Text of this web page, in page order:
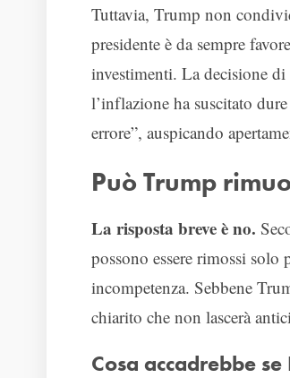
Tuttavia, Trump non
presidente è da sempre
investimenti. La decisione
l’inflazione ha suscitato
errore”, auspicando
Può Trump
La risposta breve è no.
possono essere rimossi solo
incompetenza. Sebbene
chiarito che non lascerà
Cosa accadrebbe